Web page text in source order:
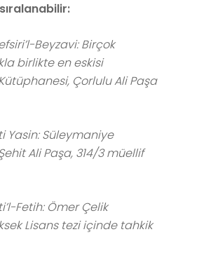
Beyzavi: Birçok
birlikte en eskisi
Çorlulu Ali Paşa
Yasin: Süleymaniye
Ali Paşa, 314/3 müellif
Fetih: Ömer Çelik
Lisans tezi içinde tahkik